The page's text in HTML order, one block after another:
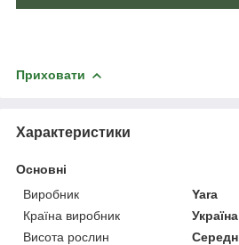
Приховати
Характеристики
Основні
Виробник
Yara
Країна виробник
Україна
Висота рослин